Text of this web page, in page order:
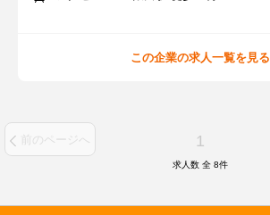
この企業の求人一覧を見る
前のページへ 1
求人数 全 8件